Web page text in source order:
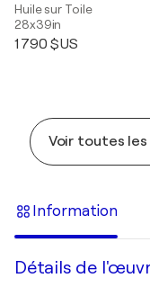
Huile sur Toile
28x39in
1 790 $US
Voir toutes
Information
Détails de